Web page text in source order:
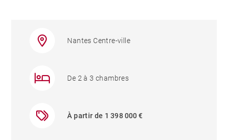
Nantes Centre-ville
De 2 à 3 chambres
À partir de 1 398 000 €